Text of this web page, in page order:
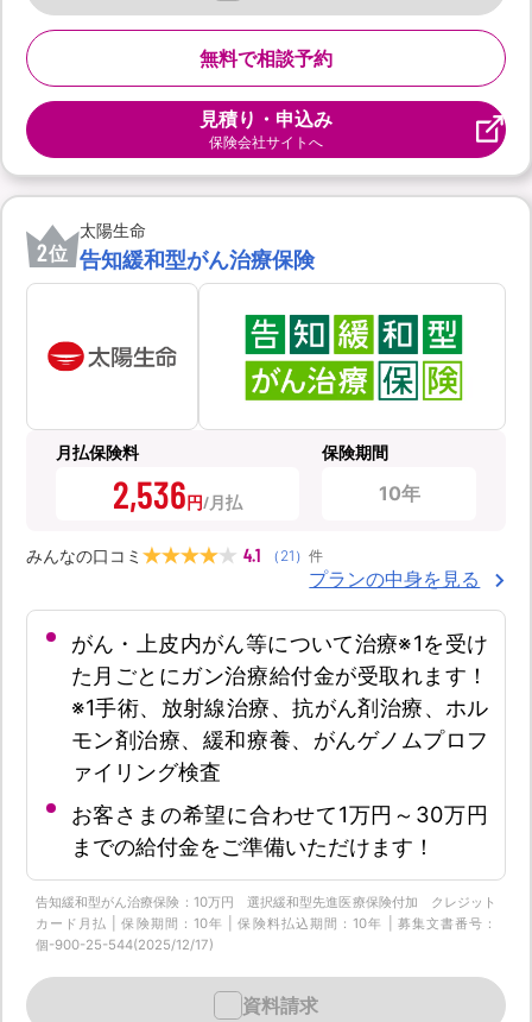
無料で相談予約
見積り・申込み
保険会社サイトへ
2位
太陽生命
告知緩和型がん治療保険
月払保険料
2,536円
保険期間
10年
みんなの口コミ 4.1 （ 21 ） 件
プランの中身を見る
がん・上皮内がん等について治療※1を受け
た月ごとにガン治療給付金が受取れます！
※1手術、放射線治療、抗がん剤治療、ホル
モン剤治療、緩和療養、がんゲノムプロフ
ァイリング検査
お客さまの希望に合わせて1万円～30万円
までの給付金をご準備いただけます！
告知緩和型がん治療保険：10万円 選択緩和型先進医療保険付加 クレジット
カード月払 | 保険期間：10年 | 保険料払込期間：10年 | 募集文書番号：
個-900-25-544(2025/12/17)
資料請求